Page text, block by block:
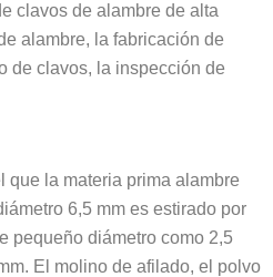
clavos de alambre de alta
alambre, la fabricación de
de clavos, la inspección de
que la materia prima alambre
6,5 mm es estirado por
pequeño diámetro como 2,5
El molino de afilado, el polvo